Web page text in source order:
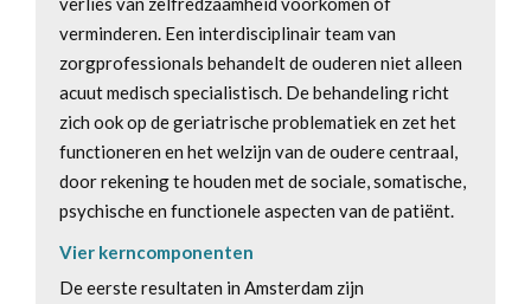
verminderen. Een interdisciplinair team van
zorgprofessionals behandelt de ouderen niet alleen
acuut medisch specialistisch. De behandeling richt
zich ook op de geriatrische problematiek en zet het
functioneren en het welzijn van de oudere centraal,
door rekening te houden met de sociale, somatische,
psychische en functionele aspecten van de patiënt.
Vier kerncomponenten
De eerste resultaten in Amsterdam zijn